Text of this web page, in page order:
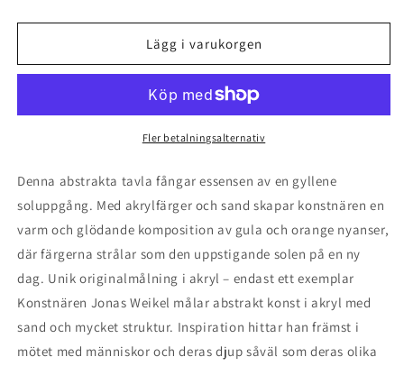
kvantitet
för
Soluppgång
kvantitet
för
Gyllene
Soluppgång
40x40
Lägg i varukorgen
Fler betalningsalternativ
Denna abstrakta tavla fångar essensen av en gyllene
soluppgång. Med akrylfärger och sand skapar konstnären en
varm och glödande komposition av gula och orange nyanser,
där färgerna strålar som den uppstigande solen på en ny
dag. Unik originalmålning i akryl – endast ett exemplar
Konstnären Jonas Weikel målar abstrakt konst i akryl med
sand och mycket struktur. Inspiration hittar han främst i
mötet med människor och deras djup såväl som deras olika